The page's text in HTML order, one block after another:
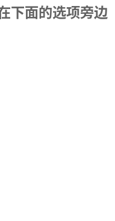
下面的选项旁边